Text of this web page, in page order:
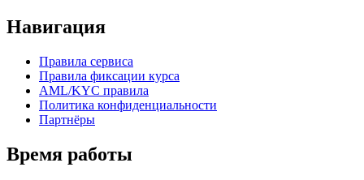
Навигация
Правила сервиса
Правила фиксации курса
AML/KYC правила
Политика конфиденциальности
Партнёры
Время работы